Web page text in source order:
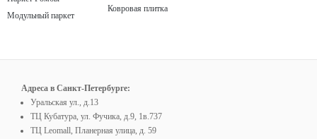
Модульный паркет
Ковровая плитка
Адреса в Санкт-Петербурге:
Уральская ул., д.13
ТЦ Кубатура, ул. Фучика, д.9, 1в.737
ТЦ Leomall, Планерная улица, д. 59